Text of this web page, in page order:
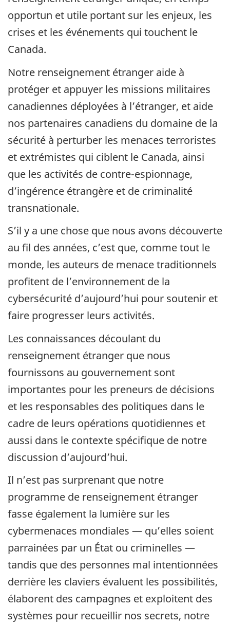
opportun et utile portant sur les enjeux, les
crises et les événements qui touchent le
Canada.
Notre renseignement étranger aide à
protéger et appuyer les missions militaires
canadiennes déployées à l’étranger, et aide
nos partenaires canadiens du domaine de la
sécurité à perturber les menaces terroristes
et extrémistes qui ciblent le Canada, ainsi
que les activités de contre-espionnage,
d’ingérence étrangère et de criminalité
transnationale.
S’il y a une chose que nous avons découverte
au fil des années, c’est que, comme tout le
monde, les auteurs de menace traditionnels
profitent de l’environnement de la
cybersécurité d’aujourd’hui pour soutenir et
faire progresser leurs activités.
Les connaissances découlant du
renseignement étranger que nous
fournissons au gouvernement sont
importantes pour les preneurs de décisions
et les responsables des politiques dans le
cadre de leurs opérations quotidiennes et
aussi dans le contexte spécifique de notre
discussion d’aujourd’hui.
Il n’est pas surprenant que notre
programme de renseignement étranger
fasse également la lumière sur les
cybermenaces mondiales — qu’elles soient
parrainées par un État ou criminelles —
tandis que des personnes mal intentionnées
derrière les claviers évaluent les possibilités,
élaborent des campagnes et exploitent des
systèmes pour recueillir nos secrets, notre